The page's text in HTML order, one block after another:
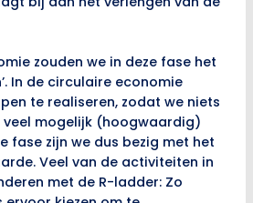
zouden we in deze fase het
In de circulaire economie
te realiseren, zodat we niets
mogelijk (hoogwaardig)
fase zijn we dus bezig met het
Veel van de activiteiten in
met de R-ladder: Zo